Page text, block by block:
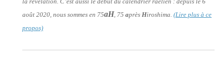
août 2020, nous sommes en 75aH, 75 après Hiroshima. (Lire plus à ce
propos)